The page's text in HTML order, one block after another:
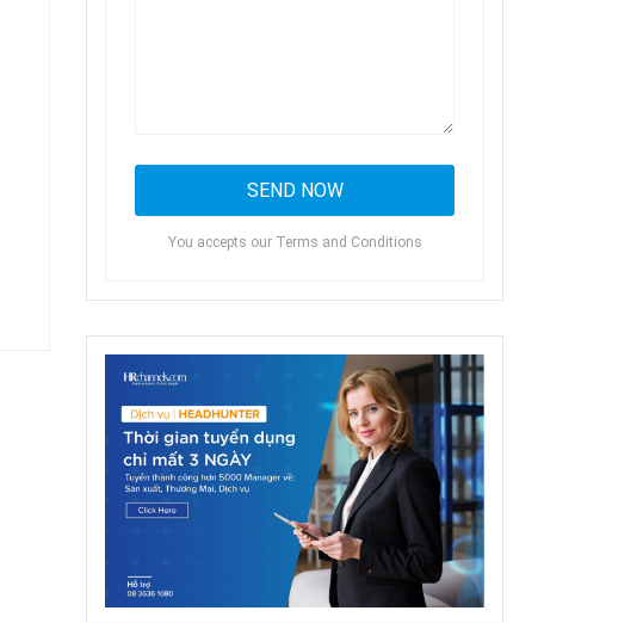
You accepts our Terms and Conditions